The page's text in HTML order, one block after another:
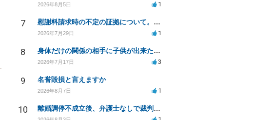
2026年8月5日 1
7 慰謝料請求時の不定の証拠について。効力があるのか知りたい。
2026年7月29日 1
8 身体だけの関係の相手に子供が出来たと言われ認知、養育費を要求されているが自身の子供か分からない
2026年7月17日 3
9 名誉毀損と言えますか
2026年8月7日 1
10 離婚調停不成立後、弁護士なしで裁判を進める方法は？